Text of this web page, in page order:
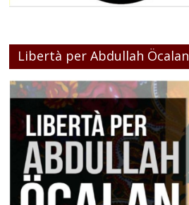
Libertà per Abdullah Öcalan